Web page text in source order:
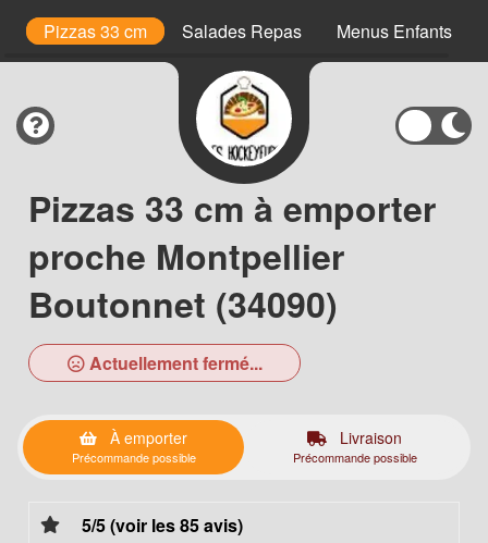
Pizzas 33 cm Salades Repas Menus Enfants
Pizzas 33 cm à emporter
proche Montpellier
Boutonnet (34090)
Actuellement fermé...
À emporter
Précommande possible
Livraison
Précommande possible
5/5 (voir les 85 avis)